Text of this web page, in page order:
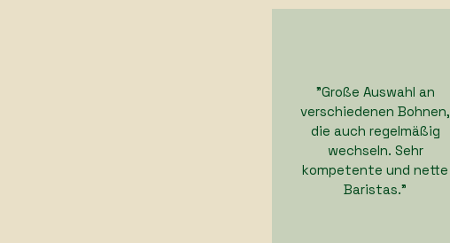
"Große Auswahl an
verschiedenen Bohnen,
die auch regelmäßig
wechseln. Sehr
kompetente und nette
Baristas."